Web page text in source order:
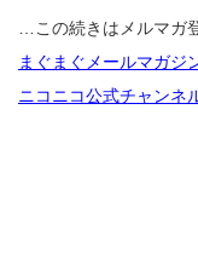
…この続きはメルマガ
まぐまぐメールマガジ
ニコニコ公式チャンネ